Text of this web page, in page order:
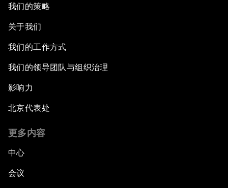
我们的策略
关于我们
我们的工作方式
我们的领导团队与组织治理
影响力
北京代表处
更多内容
中心
会议